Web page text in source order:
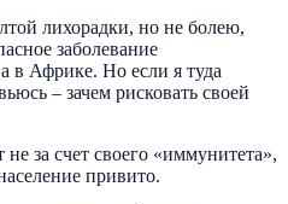
лихорадки, но не болею,
заболевание
в Африке. Но если я туда
– зачем рисковать своей
за счет своего «иммунитета»,
привито.